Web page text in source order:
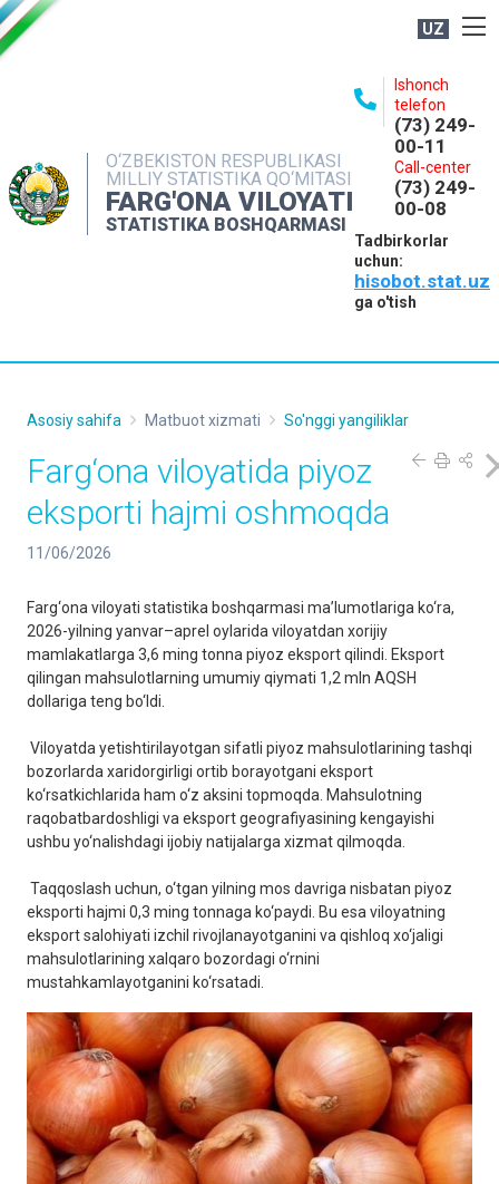
UZ
O‘ZBEKISTON RESPUBLIKASI
MILLIY STATISTIKA QO‘MITASI
FARG'ONA VILOYATI
STATISTIKA BOSHQARMASI
Ishonch
telefon
(73) 249-
00-11
Call-center
(73) 249-
00-08
Tadbirkorlar
uchun:
hisobot.stat.uz
ga o'tish
NASHRLAR
INTERAKTIV XIZMATLAR
MATBUOT XIZMATI
Asosiy sahifa Matbuot xizmati So'nggi yangiliklar
Farg‘ona viloyatida piyoz
eksporti hajmi oshmoqda
11/06/2026
Farg‘ona viloyati statistika boshqarmasi ma’lumotlariga ko‘ra,
2026-yilning yanvar–aprel oylarida viloyatdan xorijiy
mamlakatlarga 3,6 ming tonna piyoz eksport qilindi. Eksport
qilingan mahsulotlarning umumiy qiymati 1,2 mln AQSH
dollariga teng bo‘ldi.
Viloyatda yetishtirilayotgan sifatli piyoz mahsulotlarining tashqi
bozorlarda xaridorgirligi ortib borayotgani eksport
ko‘rsatkichlarida ham o‘z aksini topmoqda. Mahsulotning
raqobatbardoshligi va eksport geografiyasining kengayishi
ushbu yo‘nalishdagi ijobiy natijalarga xizmat qilmoqda.
Taqqoslash uchun, o‘tgan yilning mos davriga nisbatan piyoz
eksporti hajmi 0,3 ming tonnaga ko‘paydi. Bu esa viloyatning
eksport salohiyati izchil rivojlanayotganini va qishloq xo‘jaligi
mahsulotlarining xalqaro bozordagi o‘rnini
mustahkamlayotganini ko‘rsatadi.